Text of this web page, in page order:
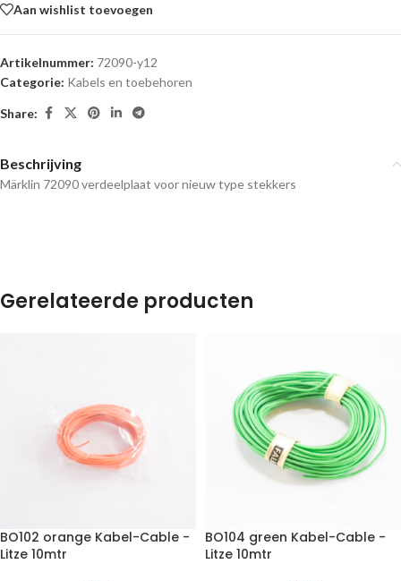
Aan wishlist toevoegen
Artikelnummer: 72090-y12
Categorie: Kabels en toebehoren
Share:
Beschrijving
Märklin 72090 verdeelplaat voor nieuw type stekkers
Gerelateerde producten
BO102 orange Kabel-Cable -
Litze 10mtr
BO104 green Kabel-Cable -
Litze 10mtr